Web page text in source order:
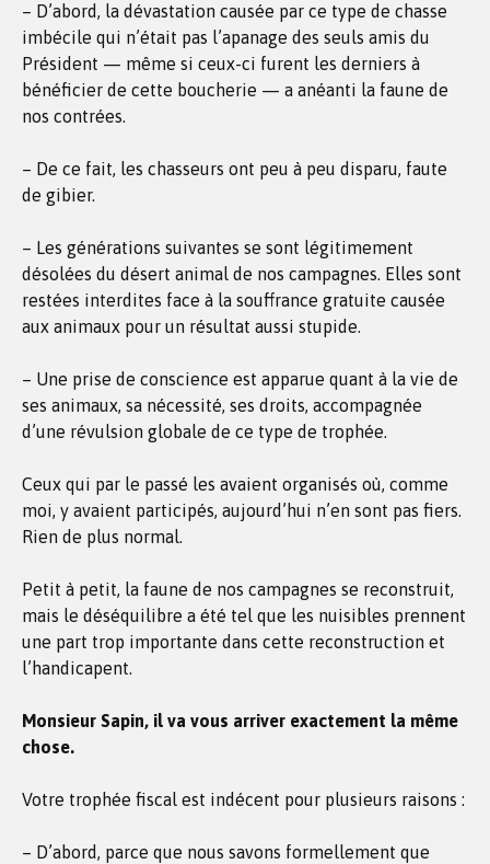
– D’abord, la dévastation causée par ce type de chasse
imbécile qui n’était pas l’apanage des seuls amis du
Président — même si ceux-ci furent les derniers à
bénéficier de cette boucherie — a anéanti la faune de
nos contrées.
– De ce fait, les chasseurs ont peu à peu disparu, faute
de gibier.
– Les générations suivantes se sont légitimement
désolées du désert animal de nos campagnes. Elles sont
restées interdites face à la souffrance gratuite causée
aux animaux pour un résultat aussi stupide.
– Une prise de conscience est apparue quant à la vie de
ses animaux, sa nécessité, ses droits, accompagnée
d’une révulsion globale de ce type de trophée.
Ceux qui par le passé les avaient organisés où, comme
moi, y avaient participés, aujourd’hui n’en sont pas fiers.
Rien de plus normal.
Petit à petit, la faune de nos campagnes se reconstruit,
mais le déséquilibre a été tel que les nuisibles prennent
une part trop importante dans cette reconstruction et
l’handicapent.
Monsieur Sapin, il va vous arriver exactement la même
chose.
Votre trophée fiscal est indécent pour plusieurs raisons :
– D’abord, parce que nous savons formellement que